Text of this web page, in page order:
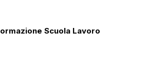
Scuola Lavoro